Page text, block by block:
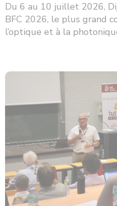
Du 6 au 10 juillet 2026,
BFC 2026, le plus grand
l’optique et à la